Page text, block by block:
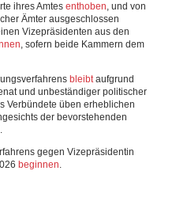
ihres Amtes enthoben, und von
Ämter ausgeschlossen
Vizepräsidenten aus den
, sofern beide Kammern dem
bleibtaufgrund
und unbeständiger politischer
Verbündete üben erheblichen
der bevorstehenden
gegen Vizepräsidentin
beginnen.